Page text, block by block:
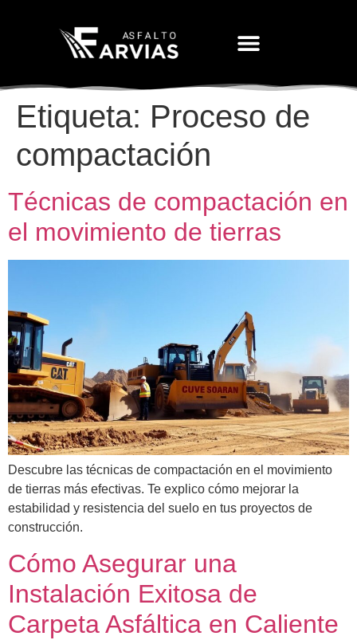
Etiqueta: Proceso de
compactación
Técnicas de compactación en
el movimiento de tierras
Descubre las técnicas de compactación en el movimiento
de tierras más efectivas. Te explico cómo mejorar la
estabilidad y resistencia del suelo en tus proyectos de
construcción.
Cómo Asegurar una
Instalación Exitosa de
Carpeta Asfáltica en Caliente